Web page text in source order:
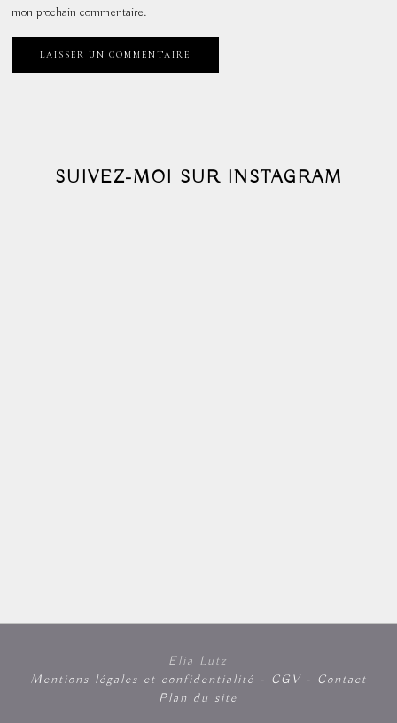
mon prochain commentaire.
SUIVEZ-MOI SUR INSTAGRAM
Elia Lutz
Mentions légales et confidentialité - CGV- Contact
Plan du site